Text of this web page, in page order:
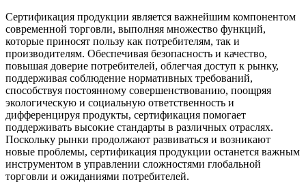
Сертификация продукции является важнейшим компонентом
современной торговли, выполняя множество функций,
которые приносят пользу как потребителям, так и
производителям. Обеспечивая безопасность и качество,
повышая доверие потребителей, облегчая доступ к рынку,
поддерживая соблюдение нормативных требований,
способствуя постоянному совершенствованию, поощряя
экологическую и социальную ответственность и
дифференцируя продукты, сертификация помогает
поддерживать высокие стандарты в различных отраслях.
Поскольку рынки продолжают развиваться и возникают
новые проблемы, сертификация продукции останется важным
инструментом в управлении сложностями глобальной
торговли и ожиданиями потребителей.